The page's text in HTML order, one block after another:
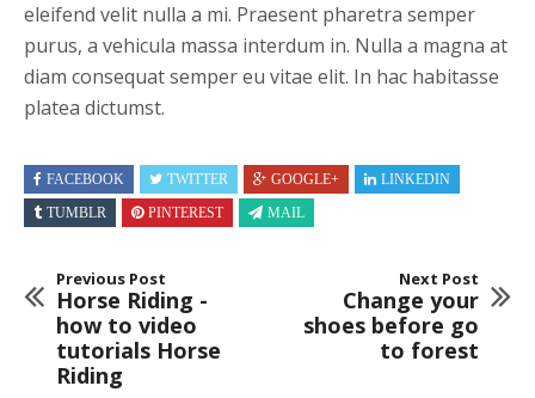
eleifend velit nulla a mi. Praesent pharetra semper
purus, a vehicula massa interdum in. Nulla a magna at
diam consequat semper eu vitae elit. In hac habitasse
platea dictumst.
FACEBOOK TWITTER GOOGLE+
LINKEDIN
TUMBLR
PINTEREST MAIL
Previous Post
Horse Riding -
how to video
tutorials Horse
Riding
Next Post
Change your
shoes before go
to forest